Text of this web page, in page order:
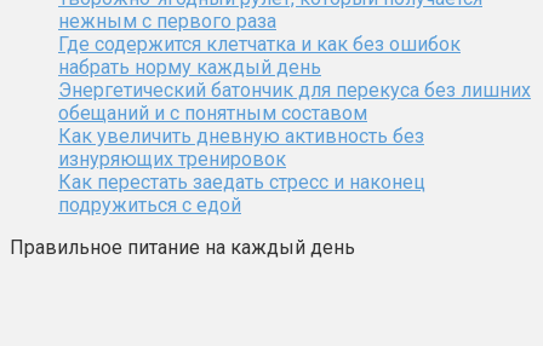
нежным с первого раза
Где содержится клетчатка и как без ошибок
набрать норму каждый день
Энергетический батончик для перекуса без лишних
обещаний и с понятным составом
Как увеличить дневную активность без
изнуряющих тренировок
Как перестать заедать стресс и наконец
подружиться с едой
Правильное питание на каждый день